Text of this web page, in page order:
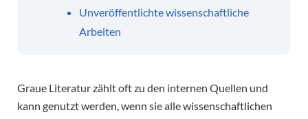
Unveröffentlichte wissenschaftliche
Arbeiten
Graue Literatur zählt oft zu den internen Quellen und
kann genutzt werden, wenn sie alle wissenschaftlichen